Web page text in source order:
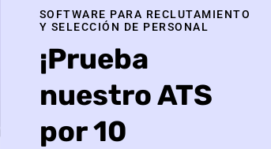
SOFTWARE PARA RECLUTAMIENTO
Y SELECCIÓN DE PERSONAL
¡Prueba
nuestro ATS
por 10